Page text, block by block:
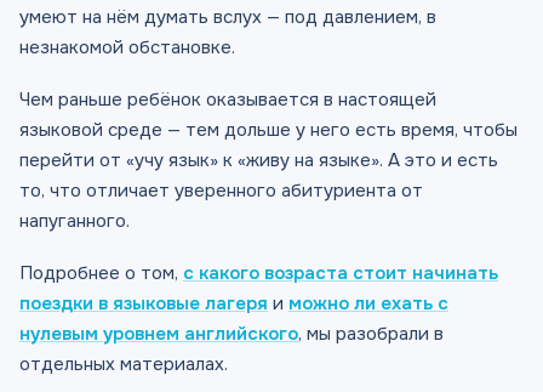
умеют на нём думать вслух — под давлением, в
незнакомой обстановке.
Чем раньше ребёнок оказывается в настоящей
языковой среде — тем дольше у него есть время, чтобы
перейти от «учу язык» к «живу на языке». А это и есть
то, что отличает уверенного абитуриента от
напуганного.
Подробнее о том, с какого возраста стоит начинать
поездки в языковые лагеря и можно ли ехать с
нулевым уровнем английского, мы разобрали в
отдельных материалах.